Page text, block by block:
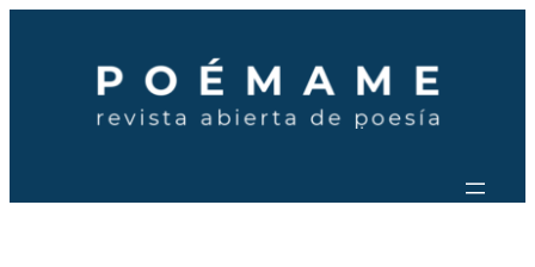
contenido